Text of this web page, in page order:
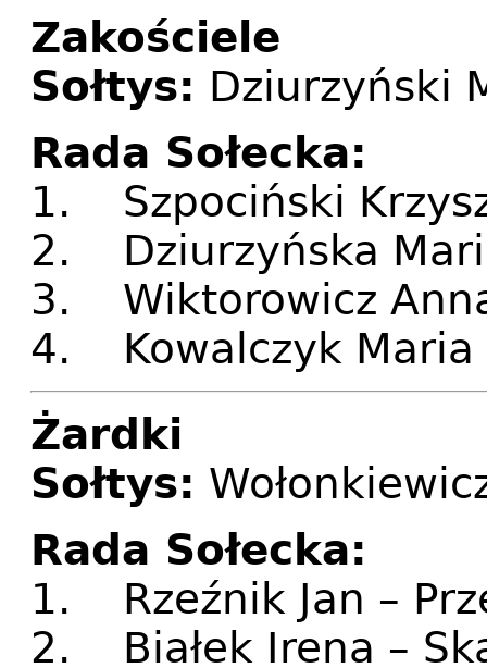
Zakościele
Sołtys: Dziurzyński
Rada Sołecka:
1. Szpociński
2. Dziurzyńska
3. Wiktorowicz
4. Kowalczyk Maria
Żardki
Sołtys:
Rada Sołecka:
1. Rzeźnik Jan –
2. Białek Irena –